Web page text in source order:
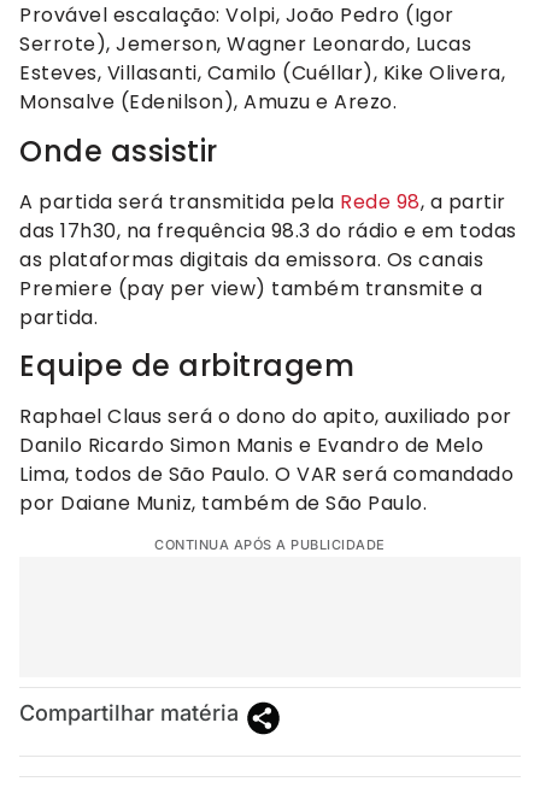
Provável escalação: Volpi, João Pedro (Igor
Serrote), Jemerson, Wagner Leonardo, Lucas
Esteves, Villasanti, Camilo (Cuéllar), Kike Olivera,
Monsalve (Edenilson), Amuzu e Arezo.
Onde assistir
A partida será transmitida pela Rede 98, a partir
das 17h30, na frequência 98.3 do rádio e em todas
as plataformas digitais da emissora. Os canais
Premiere (pay per view) também transmite a
partida.
Equipe de arbitragem
Raphael Claus será o dono do apito, auxiliado por
Danilo Ricardo Simon Manis e Evandro de Melo
Lima, todos de São Paulo. O VAR será comandado
por Daiane Muniz, também de São Paulo.
CONTINUA APÓS A PUBLICIDADE
Compartilhar matéria